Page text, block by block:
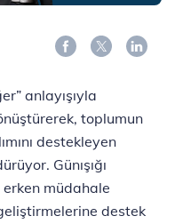
anlayışıyla
toplumun
destekleyen
Günışığı
erken müdahale
destek